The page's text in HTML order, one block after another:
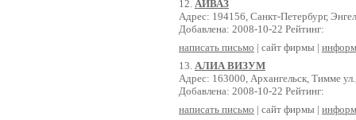
12. АЙВАЗ
Адрес: 194156, Санкт-Петербург,
Добавлена: 2008-10-22 Рейтинг:
написать письмо | сайт фирмы |
13. АЛИА ВИЗУМ
Адрес: 163000, Архангельск, Тимме
Добавлена: 2008-10-22 Рейтинг:
написать письмо | сайт фирмы |